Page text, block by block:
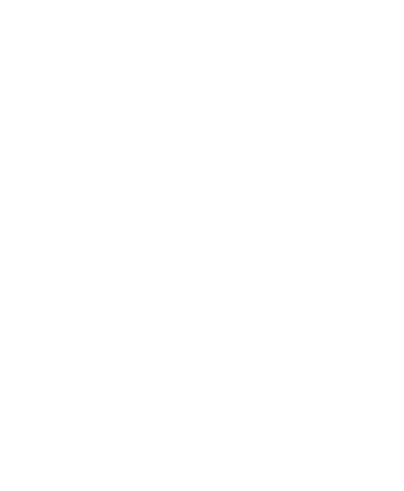
方法で作られていま
ラチナといった貴金
色しにくいことか
として古くから愛さ